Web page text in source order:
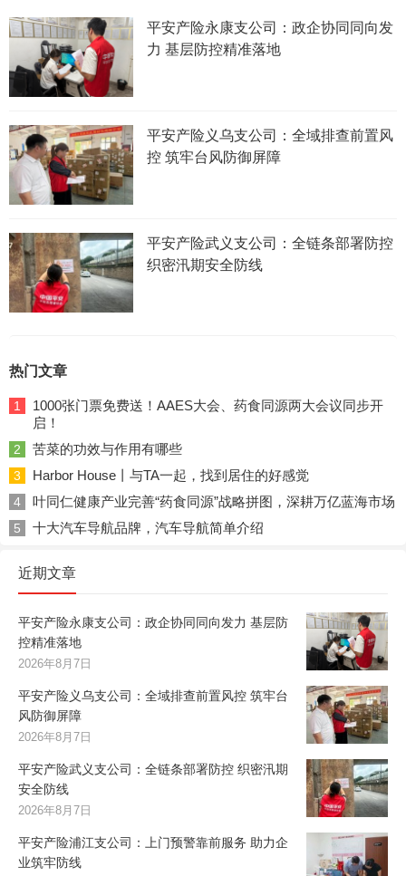
平安产险永康支公司：政企协同同向发
力 基层防控精准落地
平安产险义乌支公司：全域排查前置风
控 筑牢台风防御屏障
平安产险武义支公司：全链条部署防控
织密汛期安全防线
热门文章
1
1000张门票免费送！AAES大会、药食同源两大会议同步开
启！
2 苦菜的功效与作用有哪些
3 Harbor House丨与TA一起，找到居住的好感觉
4 叶同仁健康产业完善“药食同源”战略拼图，深耕万亿蓝海市场
5 十大汽车导航品牌，汽车导航简单介绍
近期文章
平安产险永康支公司：政企协同同向发力 基层防
控精准落地
2026年8月7日
平安产险义乌支公司：全域排查前置风控 筑牢台
风防御屏障
2026年8月7日
平安产险武义支公司：全链条部署防控 织密汛期
安全防线
2026年8月7日
平安产险浦江支公司：上门预警靠前服务 助力企
业筑牢防线